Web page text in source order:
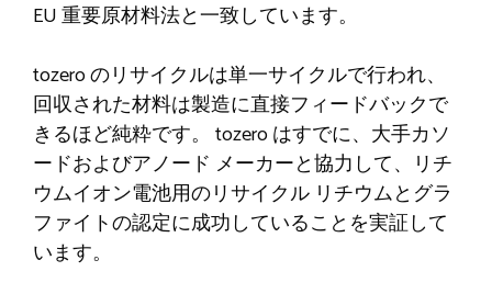
EU 重要原材料法と一致しています。
tozero のリサイクルは単一サイクルで行われ、
回収された材料は製造に直接フィードバックで
きるほど純粋です。 tozero はすでに、大手カソ
ードおよびアノード メーカーと協力して、リチ
ウムイオン電池用のリサイクル リチウムとグラ
ファイトの認定に成功していることを実証して
います。